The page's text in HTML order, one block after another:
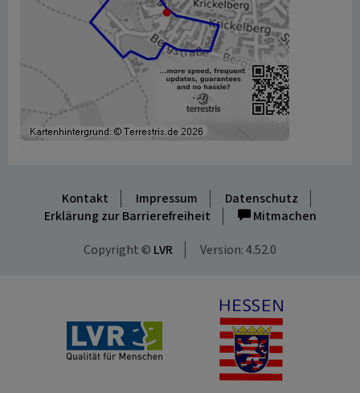
Kontakt Impressum
Datenschutz
Erklärung zur Barrierefreiheit
Mitmachen
Copyright © LVR Version: 4.52.0